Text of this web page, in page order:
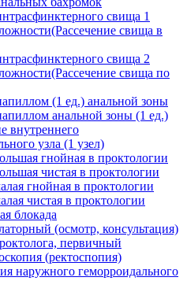
свища 1
свища в
свища 2
свища по
(1 ед.) анальной зоны
анальной зоны (1 ед.)
внутреннего
узла (1 узел)
гнойная в проктологии
чистая в проктологии
гнойная в проктологии
чистая в проктологии
блокада
(осмотр, консультация)
первичный
(ректоспопия)
наружного геморроидального